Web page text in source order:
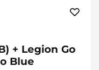
+ Legion Go
Blue